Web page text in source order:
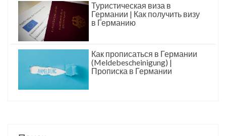
Туристическая виза в
Германии | Как получить визу
в Германию
Как прописаться в Германии
(Meldebescheinigung) |
Прописка в Германии